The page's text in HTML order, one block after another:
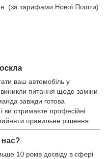
(за тарифами Нової Пошти)
ваш автомобіль у
питання щодо заміни
завжди готова
ви отримаєте професійні
правильне рішення.
10 років досвіду в сфері